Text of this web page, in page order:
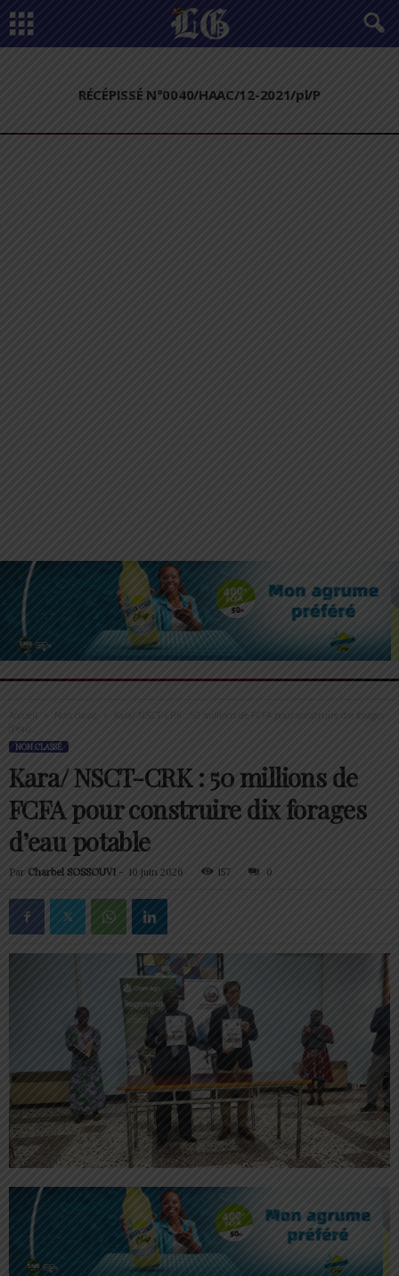
RÉCÉPISSÉ N°0040/HAAC/12-2021/pl/P
Accueil
Kara/ NSCT-CRK : 50 millions de FCFA pour construire dix forages
d’eau...
NON CLASSÉ
Kara/ NSCT-CRK : 50 millions de
FCFA pour construire dix forages
d’eau potable
Par Charbel SOSSOUVI - 10 juin 2026 157 0